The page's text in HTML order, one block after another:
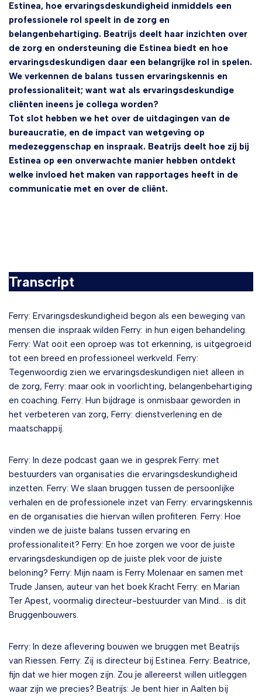
Estinea, hoe ervaringsdeskundigheid inmiddels een
professionele rol speelt in de zorg en
belangenbehartiging. Beatrijs deelt haar inzichten over
de zorg en ondersteuning die Estinea biedt en hoe
ervaringsdeskundigen daar een belangrijke rol in spelen.
We verkennen de balans tussen ervaringskennis en
professionaliteit; want wat als ervaringsdeskundige
cliënten ineens je collega worden?
Tot slot hebben we het over de uitdagingen van de
bureaucratie, en de impact van wetgeving op
medezeggenschap en inspraak. Beatrijs deelt hoe zij bij
Estinea op een onverwachte manier hebben ontdekt
welke invloed het maken van rapportages heeft in de
communicatie met en over de cliënt.
Transcript
Ferry: Ervaringsdeskundigheid begon als een beweging van
mensen die inspraak wilden Ferry: in hun eigen behandeling.
Ferry: Wat ooit een oproep was tot erkenning, is uitgegroeid
tot een breed en professioneel werkveld. Ferry:
Tegenwoordig zien we ervaringsdeskundigen niet alleen in
de zorg, Ferry: maar ook in voorlichting, belangenbehartiging
en coaching. Ferry: Hun bijdrage is onmisbaar geworden in
het verbeteren van zorg, Ferry: dienstverlening en de
maatschappij.
Ferry: In deze podcast gaan we in gesprek Ferry: met
bestuurders van organisaties die ervaringsdeskundigheid
inzetten. Ferry: We slaan bruggen tussen de persoonlijke
verhalen en de professionele inzet van Ferry: ervaringskennis
en de organisaties die hiervan willen profiteren. Ferry: Hoe
vinden we de juiste balans tussen ervaring en
professionaliteit? Ferry: En hoe zorgen we voor de juiste
ervaringsdeskundigen op de juiste plek voor de juiste
beloning? Ferry: Mijn naam is Ferry Molenaar en samen met
Trude Jansen, auteur van het boek Kracht Ferry: en Marian
Ter Apest, voormalig directeur-bestuurder van Mind… is dit
Bruggenbouwers.
Ferry: In deze aflevering bouwen we bruggen met Beatrijs
van Riessen. Ferry: Zij is directeur bij Estinea. Ferry: Beatrice,
fijn dat we hier mogen zijn. Zou je allereerst willen uitleggen
waar zijn we precies? Beatrijs: Je bent hier in Aalten bij